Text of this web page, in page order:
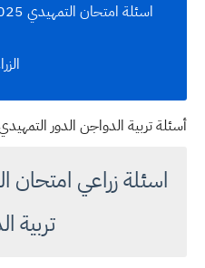
اسئلة
تربية الدواجن الدور التمهيدي ٢٠٢٥
تربية